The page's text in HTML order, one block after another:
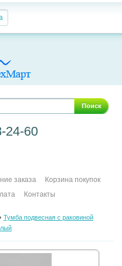
Поиск
24-60
заказа
Корзина покупок
Контакты
Тумба подвесная с раковиной